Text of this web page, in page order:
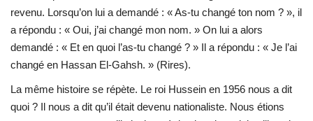
revenu. Lorsqu’on lui a demandé : « As-tu changé ton nom ? », il
a répondu : « Oui, j’ai changé mon nom. » On lui a alors
demandé : « Et en quoi l’as-tu changé ? » Il a répondu : « Je l’ai
changé en Hassan El-Gahsh. » (Rires).
La même histoire se répète. Le roi Hussein en 1956 nous a dit
quoi ? Il nous a dit qu’il était devenu nationaliste. Nous étions